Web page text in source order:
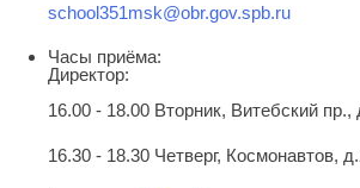
school351msk@obr.gov.spb.ru
Часы приёма:
Директор:
16.00 - 18.00 Вторник, Витебский пр.,
16.30 - 18.30 Четверг, Космонавтов,